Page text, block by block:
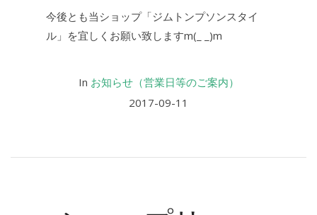
今後とも当ショップ「ジムトンプソンスタイ
ル」を宜しくお願い致しますm(_ _)m
In お知らせ（営業日等のご案内）
2017-09-11